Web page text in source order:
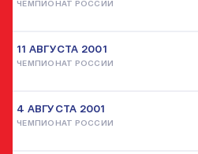
ЧЕМПИОНАТ РОССИИ
11 АВГУСТА 2001
ЧЕМПИОНАТ РОССИИ
4 АВГУСТА 2001
ЧЕМПИОНАТ РОССИИ